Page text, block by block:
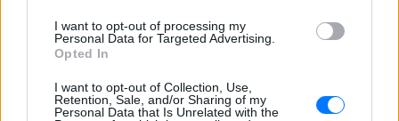
I want to opt-out of processing my
Personal Data for Targeted Advertising.
Opted In
I want to opt-out of Collection, Use,
Retention, Sale, and/or Sharing of my
Personal Data that Is Unrelated with the
Στον εισαγγελέα σήμερα η
46χρονη για την επίθεση στη
κρατητήρια της ΓΑΔΑ
ΠΡΙΝ 10 ΏΡΕΣ